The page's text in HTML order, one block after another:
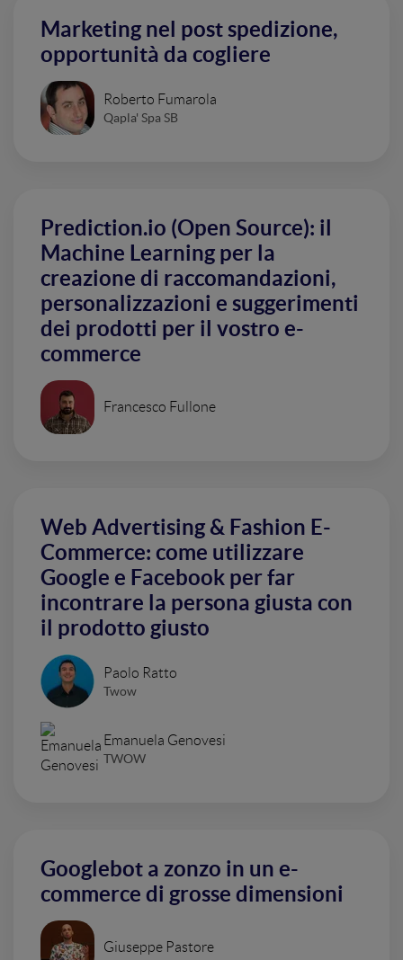
Marketing nel post spedizione,
opportunità da cogliere
Roberto Fumarola
Qapla' Spa SB
Prediction.io (Open Source): il
Machine Learning per la
creazione di raccomandazioni,
personalizzazioni e suggerimenti
dei prodotti per il vostro e-
commerce
Francesco Fullone
Web Advertising & Fashion E-
Commerce: come utilizzare
Google e Facebook per far
incontrare la persona giusta con
il prodotto giusto
Paolo Ratto
Twow
Emanuela Genovesi
TWOW
Googlebot a zonzo in un e-
commerce di grosse dimensioni
Giuseppe Pastore